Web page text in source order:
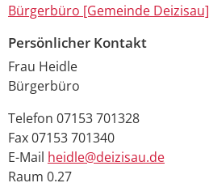
Bürgerbüro [Gemeinde Deizisau]
Persönlicher Kontakt
Frau Heidle
Bürgerbüro
Telefon 07153 701328
Fax07153 701340
E-Mail heidle@deizisau.de
Raum 0.27